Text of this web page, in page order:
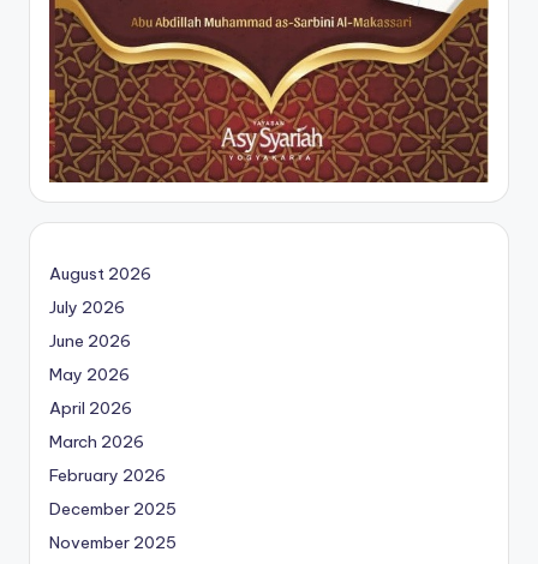
August 2026
July 2026
June 2026
May 2026
April 2026
March 2026
February 2026
December 2025
November 2025